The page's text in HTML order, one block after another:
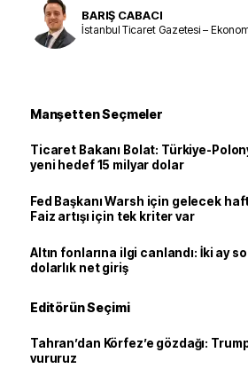
BARIŞ CABACI
İstanbul Ticaret Gazetesi –
Manşetten Seçmeler
Ticaret Bakanı Bolat: Türkiye-
yeni hedef 15 milyar dolar
Fed Başkanı Warsh için gelecek
Faiz artışı için tek kriter var
Altın fonlarına ilgi canlandı: İki ay
dolarlık net giriş
Editörün Seçimi
Tahran’dan Körfez’e gözdağı:
vururuz